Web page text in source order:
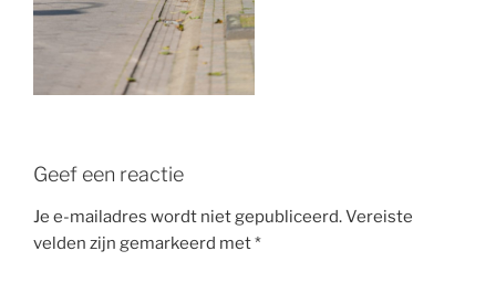
Geef een reactie
Je e-mailadres wordt niet gepubliceerd.Vereiste
velden zijn gemarkeerd met*